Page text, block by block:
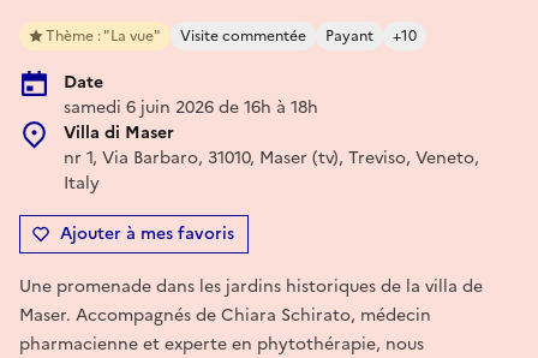
Thème : "La vue" Visite commentée Payant +10
Date
samedi 6 juin 2026 de 16h à 18h
Villa di Maser
nr 1, Via Barbaro, 31010, Maser (tv), Treviso, Veneto,
Italy
Ajouter à mes favoris
Une promenade dans les jardins historiques de la villa de
Maser. Accompagnés de Chiara Schirato, médecin
pharmacienne et experte en phytothérapie, nous